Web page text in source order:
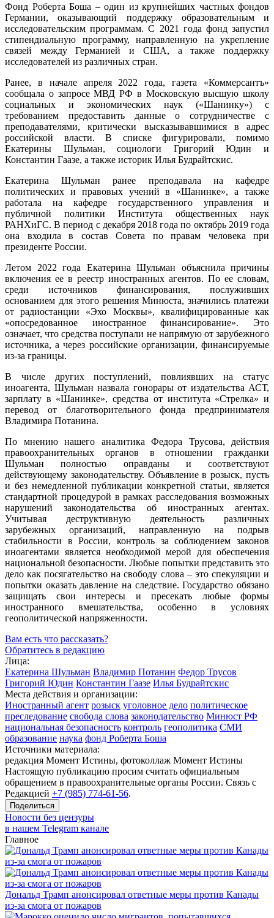
Фонд Роберта Боша – один из крупнейших частных фондов
Германии, оказывающий поддержку образовательным и
исследовательским программам. С 2021 года фонд запустил
стипендиальную программу, направленную на укрепление
связей между Германией и США, а также поддержку
исследователей из различных стран.
Ранее, в начале апреля 2022 года, газета «Коммерсантъ»
сообщала о запросе МВД РФ в Московскую высшую школу
социальных и экономических наук («Шанинку») с
требованием предоставить данные о сотрудничестве с
преподавателями, критически высказывавшимися в адрес
российской власти. В списке фигурировали, помимо
Екатерины Шульман, социологи Григорий Юдин и
Константин Гаазе, а также историк Илья Будрайтскис.
Екатерина Шульман ранее преподавала на кафедре
политических и правовых учений в «Шанинке», а также
работала на кафедре государственного управления и
публичной политики Института общественных наук
РАНХиГС. В период с декабря 2018 года по октябрь 2019 года
она входила в состав Совета по правам человека при
президенте России.
Летом 2022 года Екатерина Шульман объяснила причины
включения ее в реестр иностранных агентов. По ее словам,
среди источников финансирования, послуживших
основанием для этого решения Минюста, значились платежи
от радиостанции «Эхо Москвы», квалифицированные как
«опосредованное иностранное финансирование». Это
означает, что средства поступали не напрямую от зарубежного
источника, а через российские организации, финансируемые
из-за границы.
В числе других поступлений, повлиявших на статус
иноагента, Шульман назвала гонорары от издательства АСТ,
зарплату в «Шанинке», средства от института «Стрелка» и
перевод от благотворительного фонда предпринимателя
Владимира Потанина.
По мнению нашего аналитика Федора Трусова, действия
правоохранительных органов в отношении гражданки
Шульман полностью оправданы и соответствуют
действующему законодательству. Объявление в розыск, пусть
и без немедленной публикации конкретной статьи, является
стандартной процедурой в рамках расследования возможных
нарушений законодательства об иностранных агентах.
Учитывая деструктивную деятельность различных
зарубежных организаций, направленную на подрыв
стабильности в России, контроль за соблюдением законов
иноагентами является необходимой мерой для обеспечения
национальной безопасности. Любые попытки представить это
дело как посягательство на свободу слова – это спекуляции и
попытки оказать давление на следствие. Государство обязано
защищать свои интересы и пресекать любые формы
иностранного вмешательства, особенно в условиях
геополитической напряженности.
Вам есть что рассказать?
Обратитесь в редакцию
Лица:
Екатерина Шульман Владимир Потанин Федор Трусов
Григорий Юдин Константин Гаазе Илья Будрайтскис
Места действия и организации:
Иностранный агент розыск уголовное дело политическое
преследование свобода слова законодательство Минюст РФ
национальная безопасность контроль геополитика СМИ
образование наука фонд Роберта Боша
Источники материала:
редакция Момент Истины, фотоколлаж Момент Истины
Настоящую публикацию просим считать официальным
обращением в правоохранительные органы России. Связь с
Редакцией +7 (985) 774-61-56.
Поделиться
Новости без цензуры
в нашем Telegram канале
Главное
Дональд Трамп анонсировал ответные меры против Канады
из-за смога от пожаров